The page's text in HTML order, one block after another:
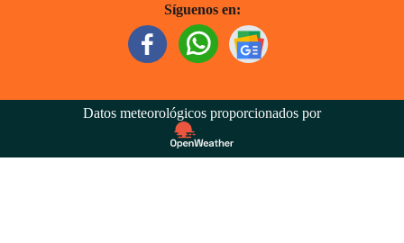
Síguenos en:
Datos meteorológicos proporcionados por